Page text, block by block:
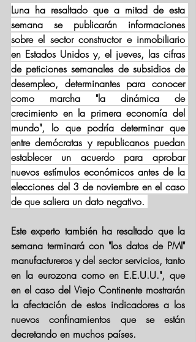
Luna ha resaltado que a mitad de esta
semana se publicarán informaciones
sobre el sector constructor e inmobiliario
en Estados Unidos y, el jueves, las cifras
de peticiones semanales de subsidios de
desempleo, determinantes para conocer
como marcha "la dinámica de
crecimiento en la primera economía del
mundo", lo que podría determinar que
entre demócratas y republicanos puedan
establecer un acuerdo para aprobar
nuevos estímulos económicos antes de la
elecciones del 3 de noviembre en el caso
de que saliera un dato negativo.
Este experto también ha resaltado que la
semana terminará con "los datos de PMI"
manufactureros y del sector servicios, tanto
en la eurozona como en E.E.U.U.", que
en el caso del Viejo Continente mostrarán
la afectación de estos indicadores a los
nuevos confinamientos que se están
decretando en muchos países.